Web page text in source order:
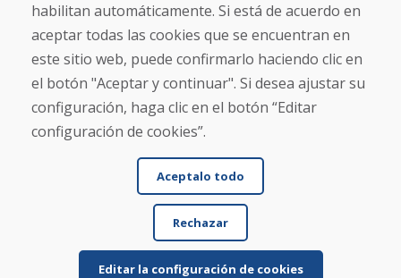
Compra
Tienda electrónica
Términos y condiciones
Envío y pago
NORMAS DE RECLAMACIÓN
Devolución y cambio de mercancías
Cookies
habilitan automáticamente. Si está de acuerdo en
aceptar todas las cookies que se encuentran en
este sitio web, puede confirmarlo haciendo clic en
el botón "Aceptar y continuar". Si desea ajustar su
configuración, haga clic en el botón “Editar
configuración de cookies”.
Aceptalo todo
Rechazar
Editar la configuración de cookies